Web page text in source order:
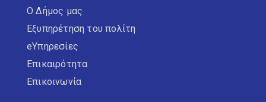
Ο Δήμος μας
Εξυπηρέτηση του πολίτη
eΥπηρεσίες
Επικαιρότητα
Επικοινωνία